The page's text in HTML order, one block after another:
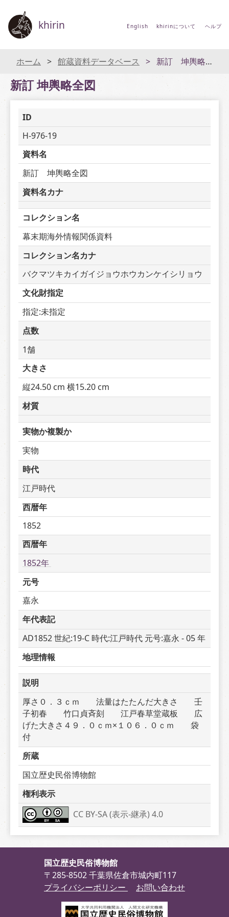
khirin English khirinについて ヘルプ
ホーム 館蔵資料データベース 新訂 坤輿略全図
新訂 坤輿略全図
ID
H-976-19
資料名
新訂　坤輿略全図
資料名カナ
コレクション名
幕末期海外情報関係資料
コレクション名カナ
バクマツキカイガイジョウホウカンケイシリョウ
文化財指定
指定:未指定
点数
1舗
大きさ
縦24.50 cm 横15.20 cm
材質
実物か複製か
実物
時代
江戸時代
西暦年
1852
西暦年
1852年
元号
嘉永
年代表記
AD1852 世紀:19-C 時代:江戸時代 元号:嘉永 - 05 年
地理情報
説明
厚さ０．３ｃｍ　　法量はたたんだ大きさ　　壬
子初春　　竹口貞斉刻　　江戸春草堂蔵板　　広
げた大きさ４９．０ｃｍ×１０６．０ｃｍ　　袋
付
所蔵
国立歴史民俗博物館
権利表示
CC BY-SA (表示-継承) 4.0
国立歴史民俗博物館
〒285-8502 千葉県佐倉市城内町117
プライバシーポリシー
お問い合わせ